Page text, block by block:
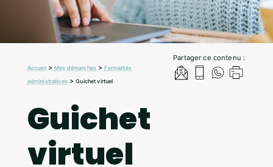
Partager ce contenu :
Accueil>Mes démarches >Formalités
administratives>Guichet virtuel
Guichet
virtuel